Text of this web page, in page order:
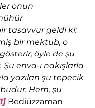
onun
tasavvur geldi ki:
bir mektub, o
öyle de şu
enva-ı nakışlarla
yazılan şu tepecik
Hem, şu
Bediüzzaman